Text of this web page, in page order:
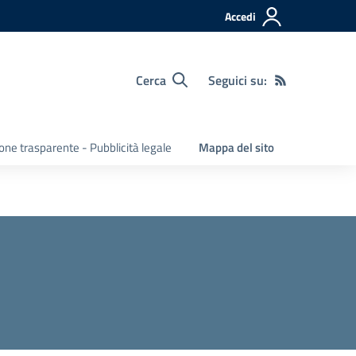
Accedi
Cerca Seguici su:
trasparente - Pubblicità legale Mappa del sito